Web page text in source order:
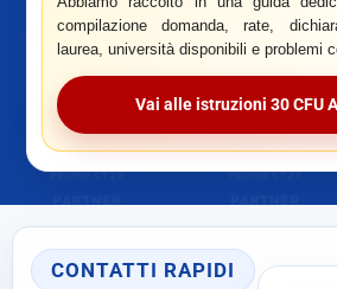
compilazione domanda, rate,
laurea, università disponibili e problemi
Vai alle istruzioni 30 CFU
CONTATTI RAPIDI